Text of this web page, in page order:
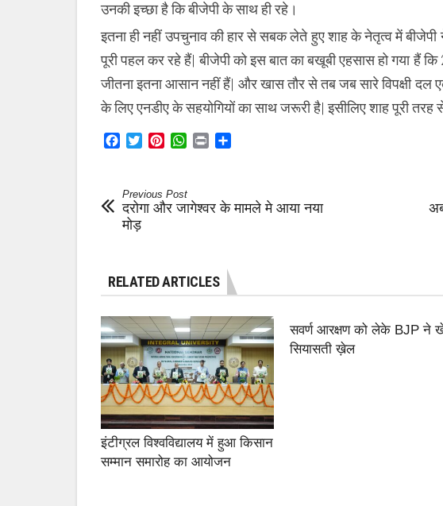
उनकी इच्छा है कि बीजेपी के साथ ही रहे।
इतना ही नहीं उपचुनाव की हार से सबक लेते हुए शाह के नेतृत्व में बीजेपी
पूरी पहल कर रहे हैं| बीजेपी को इस बात का बखूबी एहसास हो गया हैं
जीतना इतना आसान नहीं हैं| और खास तौर से तब जब सारे विपक्षी
के लिए एनडीए के सहयोगियों का साथ जरूरी है| इसीलिए शाह पूरी
Facebook
TwitterPinterestWhatsApp
Print
Previous Post
दरोगा और जागेश्वर के मामले मे आया नया
मोड़
RELATED ARTICLES
इंटीग्रल विश्वविद्यालय में हुआ किसान
सम्मान समारोह का आयोजन
सवर्ण आरक्षण को लेके BJP ने
सियासती ख़ेल